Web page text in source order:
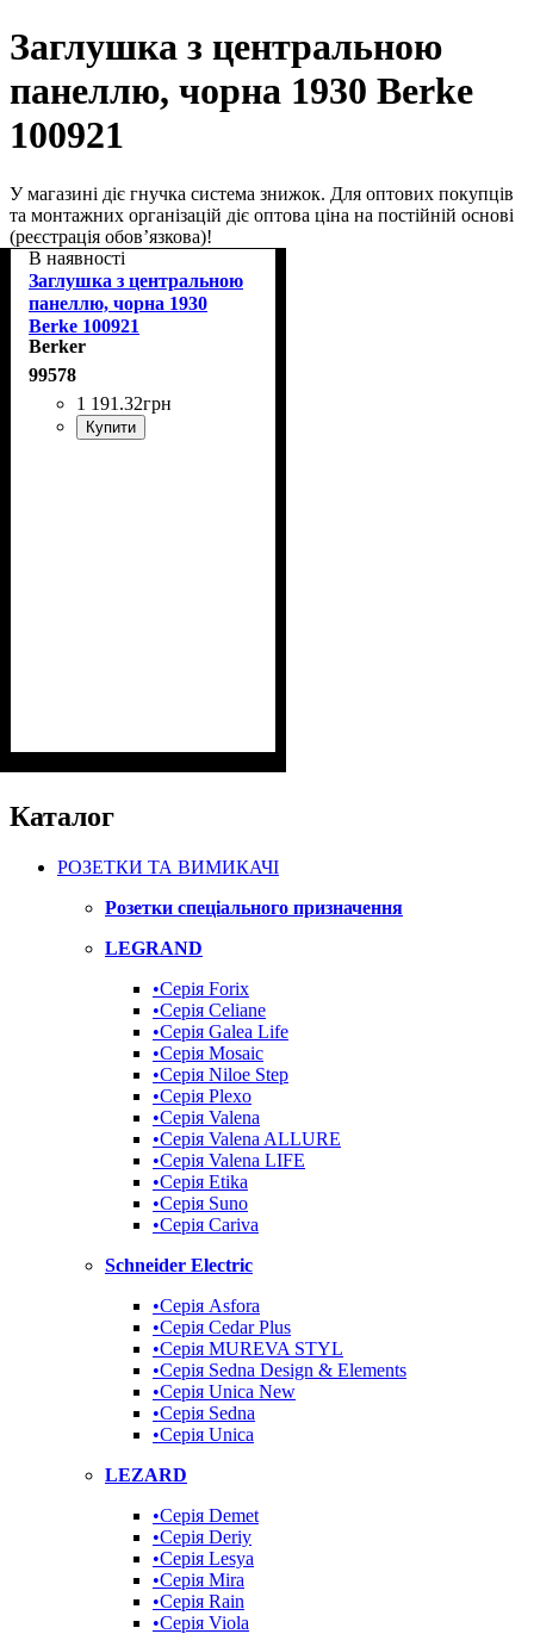
Заглушка з центральною
панеллю, чорна 1930 Berke
100921
У магазині діє гнучка система знижок. Для оптових покупців
та монтажних організацій діє оптова ціна на постійній основі
(реєстрація обов’язкова)!
В наявності
Заглушка з центральною
панеллю, чорна 1930
Berke 100921
Berker
99578
1 191 .32грн
Купити
Каталог
РОЗЕТКИ ТА ВИМИКАЧІ
Розетки спеціального призначення
LEGRAND
•Cерія Forix
•Серія Celiane
•Серія Galea Life
•Серія Mosaic
•Серія Niloe Step
•Серія Plexo
•Серія Valena
•Серія Valena ALLURE
•Серія Valena LIFE
•Серія Etika
•Серія Suno
•Cерія Cariva
Schneider Electric
•Серія Asfora
•Серія Cedar Plus
•Серія MUREVA STYL
•Серія Sedna Design & Elements
•Серія Unica New
•Серія Sedna
•Серія Unica
LEZARD
•Серія Demet
•Серія Deriy
•Серія Lesya
•Серія Mira
•Серія Rain
•Серія Viola